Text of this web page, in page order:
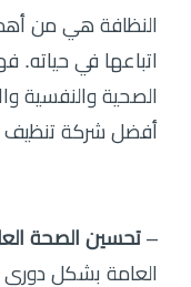
النظافة هي من
اتباعها في حياته.
الصحية والنفسية
أفضل شركة تنظيف
– تحسين الصحة
العامة بشكل دوري